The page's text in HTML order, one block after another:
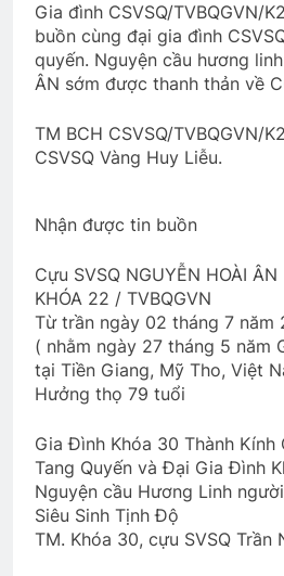
ĐỒI CỎ HOA
3 Years Ago
Phân Ưu CSVSQ
HUỆ XƯA
3 Years Ago
Tâm Thư của
1 Year Ago
Lá Thư Tổng
2 Years Ago
Gia đình CSVSQ/TVBQGVN/
buồn cùng đại gia đình
quyến. Nguyện cầu hương
ÂN sớm được thanh thản về
TM BCH CSVSQ/TVBQGVN/
CSVSQ Vàng Huy Liễu.
Nhận được tin buồn
Cựu SVSQ NGUYỄN HOÀI ÂN
KHÓA 22 / TVBQGVN
Từ trần ngày 02 tháng 7 năm
( nhằm ngày 27 tháng 5 năm
tại Tiền Giang, Mỹ Tho, Việt
Hưởng thọ 79 tuổi
Gia Đình Khóa 30 Thành Kính
Tang Quyến và Đại Gia Đình
Nguyện cầu Hương Linh
Siêu Sinh Tịnh Độ
TM. Khóa 30, cựu SVSQ Trần